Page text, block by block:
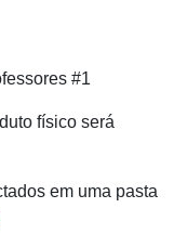
#1
físico será
em uma pasta